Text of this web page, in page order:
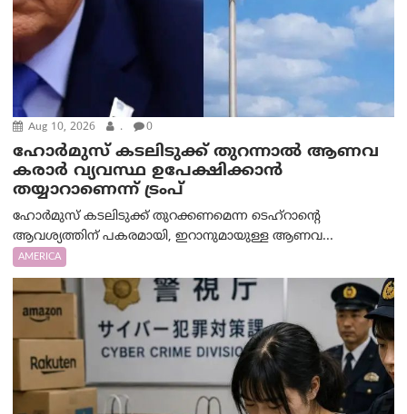
Aug 10, 2026 . 0
ഹോർമുസ് കടലിടുക്ക് തുറന്നാൽ ആണവ
കരാർ വ്യവസ്ഥ ഉപേക്ഷിക്കാൻ
തയ്യാറാണെന്ന് ട്രം‌പ്
ഹോർമുസ് കടലിടുക്ക് തുറക്കണമെന്ന ടെഹ്‌റാന്റെ
ആവശ്യത്തിന് പകരമായി, ഇറാനുമായുള്ള ആണവ...
AMERICA